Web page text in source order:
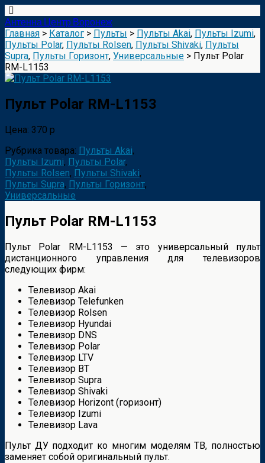
Антенна Центр Воронеж
Главная > Каталог > Пульты > Пульты Akai, Пульты Izumi,
Пульты Polar, Пульты Rolsen, Пульты Shivaki, Пульты
Supra, Пульты Горизонт, Универсальные > Пульт Polar
RM-L1153
Пульт Polar RM-L1153
Цена: 370 р
Рубрика товара: Пульты Akai,
Пульты Izumi, Пульты Polar,
Пульты Rolsen, Пульты Shivaki,
Пульты Supra, Пульты Горизонт,
Универсальные
Пульт Polar RM-L1153
Пульт Polar RM-L1153 — это универсальный пульт
дистанционного управления для телевизоров
следующих фирм:
Телевизор Akai
Телевизор Telefunken
Телевизор Rolsen
Телевизор Hyundai
Телевизор DNS
Телевизор Polar
Телевизор LTV
Телевизор BT
Телевизор Supra
Телевизор Shivaki
Телевизор Horizont (горизонт)
Телевизор Izumi
Телевизор Lava
Пульт ДУ подходит ко многим моделям ТВ, полностью
заменяет собой оригинальный пульт.